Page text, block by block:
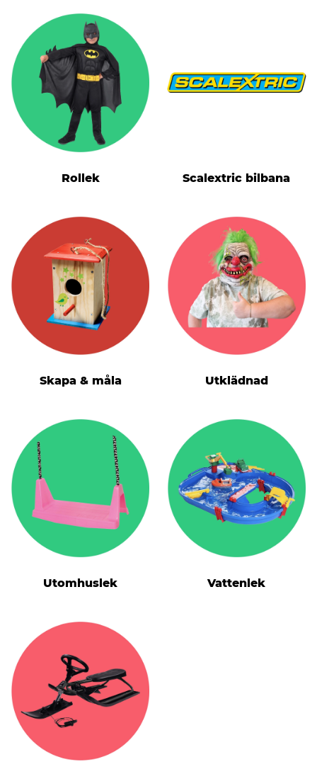
Rollek Scalextric bilbana
Skapa & måla Utklädnad
Utomhuslek Vattenlek